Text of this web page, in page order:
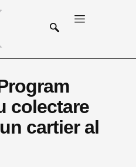
colectare
cartier al